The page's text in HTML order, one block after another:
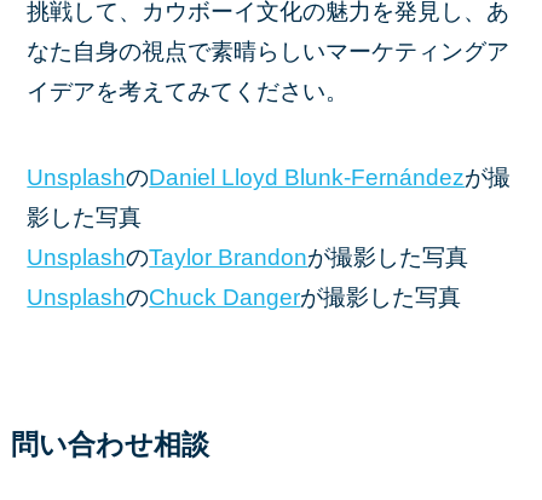
挑戦して、カウボーイ文化の魅力を発見し、あ
なた自身の視点で素晴らしいマーケティングア
イデアを考えてみてください。
UnsplashのDaniel Lloyd Blunk-Fernándezが撮
影した写真
UnsplashのTaylor Brandonが撮影した写真
UnsplashのChuck Dangerが撮影した写真
問い合わせ相談